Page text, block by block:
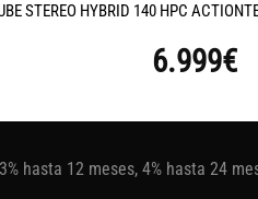
STEREO HYBRID 140 HPC
6.999€
hasta 12 meses, 4% hasta 24